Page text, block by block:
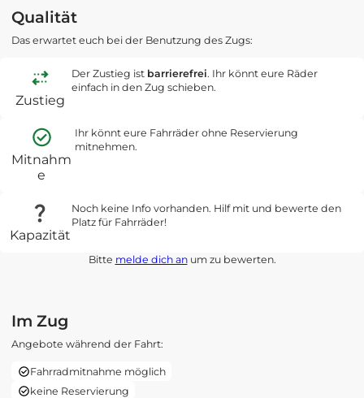
Qualität
Das erwartet euch bei der Benutzung des Zugs:
Zustieg
Der Zustieg ist barrierefrei. Ihr könnt eure Räder
einfach in den Zug schieben.
Mitnahm
e
Ihr könnt eure Fahrräder ohne Reservierung
mitnehmen.
Kapazität
Noch keine Info vorhanden. Hilf mit und bewerte den
Platz für Fahrräder!
Bitte melde dich anum zu bewerten.
Im Zug
Angebote während der Fahrt:
Fahrradmitnahme möglich
keine Reservierung